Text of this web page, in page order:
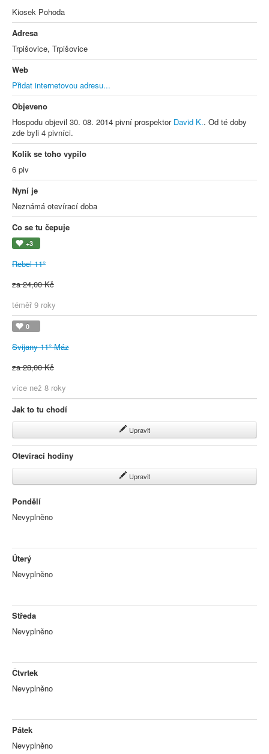
Kiosek Pohoda
Adresa
Trpišovice, Trpišovice
Web
Přidat internetovou adresu...
Objeveno
Hospodu objevil 30. 08. 2014 pivní prospektor David K.. Od té doby
zde byli 4 pivníci.
Kolik se toho vypilo
6 piv
Nyní je
Neznámá otevírací doba
Co se tu čepuje
+3
Rebel 11°
za 24,00 Kč
téměř 9 roky
0
Svijany 11° Máz
za 28,00 Kč
více než 8 roky
Jak to tu chodí
Upravit
Otevírací hodiny
Upravit
Pondělí
Nevyplněno
Úterý
Nevyplněno
Středa
Nevyplněno
Čtvrtek
Nevyplněno
Pátek
Nevyplněno